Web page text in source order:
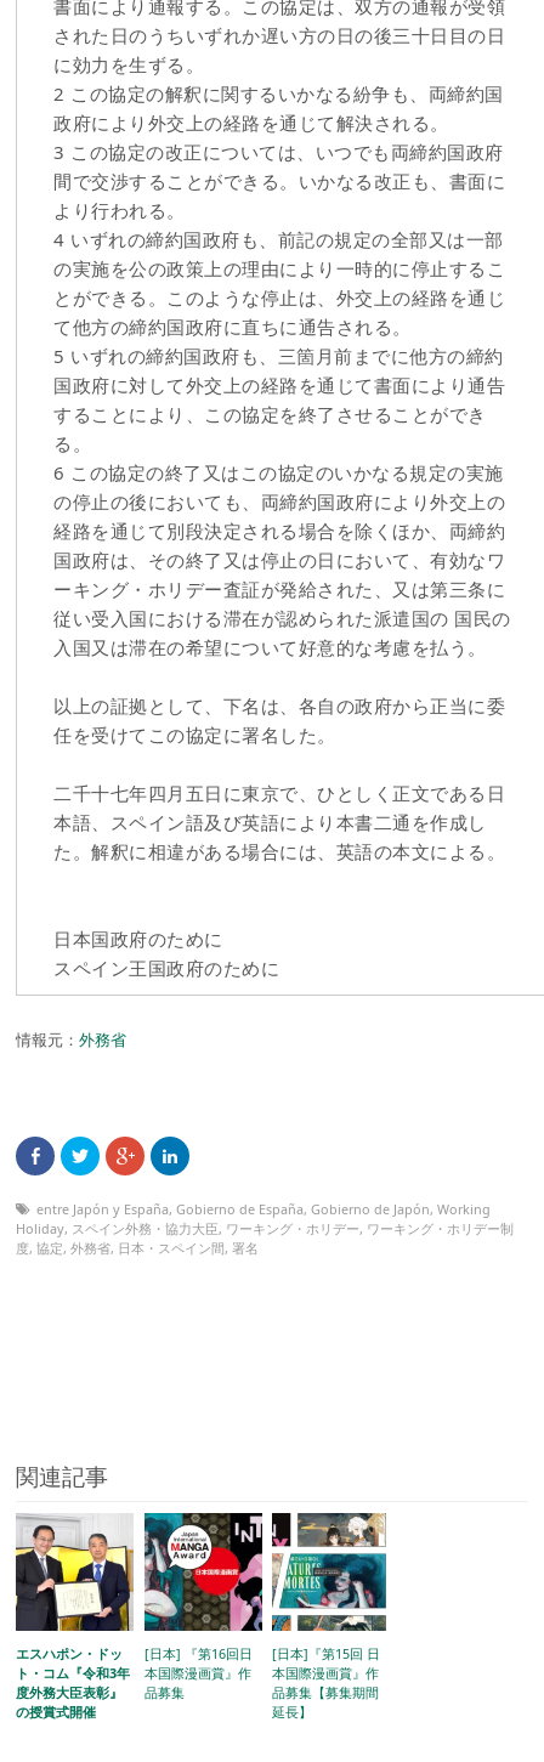
書面により通報する。この協定は、双方の通報が受領
された日のうちいずれか遅い方の日の後三十日目の日
に効力を生ずる。
2 この協定の解釈に関するいかなる紛争も、両締約国
政府により外交上の経路を通じて解決される。
3 この協定の改正については、いつでも両締約国政府
間で交渉することができる。いかなる改正も、書面に
より行われる。
4 いずれの締約国政府も、前記の規定の全部又は一部
の実施を公の政策上の理由により一時的に停止するこ
とができる。このような停止は、外交上の経路を通じ
て他方の締約国政府に直ちに通告される。
5 いずれの締約国政府も、三箇月前までに他方の締約
国政府に対して外交上の経路を通じて書面により通告
することにより、この協定を終了させることができ
る。
6 この協定の終了又はこの協定のいかなる規定の実施
の停止の後においても、両締約国政府により外交上の
経路を通じて別段決定される場合を除くほか、両締約
国政府は、その終了又は停止の日において、有効なワ
ーキング・ホリデー査証が発給された、又は第三条に
従い受入国における滞在が認められた派遣国の 国民の
入国又は滞在の希望について好意的な考慮を払う。
以上の証拠として、下名は、各自の政府から正当に委
任を受けてこの協定に署名した。
二千十七年四月五日に東京で、ひとしく正文である日
本語、スペイン語及び英語により本書二通を作成し
た。解釈に相違がある場合には、英語の本文による。
日本国政府のために
スペイン王国政府のために
情報元：外務省
entre Japón y España,Gobierno de España,Gobierno de Japón,Working
Holiday, スペイン外務・協力大臣, ワーキング・ホリデー, ワーキング・ホリデー制
度,協定,外務省, 日本・スペイン間,署名
関連記事
エスハポン・ドッ
ト・コム『令和3年
度外務大臣表彰』
の授賞式開催
[日本] 『第16回日
本国際漫画賞』作
品募集
[日本]『第15回 日
本国際漫画賞』作
品募集【募集期間
延長】